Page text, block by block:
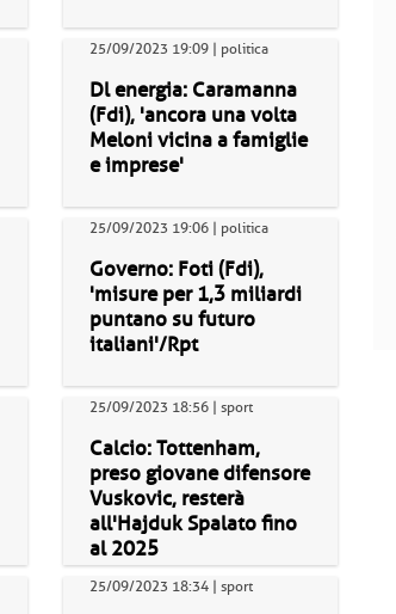
25/09/2023 19:09 | politica
Dl energia: Caramanna
(Fdi), 'ancora una volta
Meloni vicina a famiglie
e imprese'
25/09/2023 19:06 | politica
Governo: Foti (Fdi),
'misure per 1,3 miliardi
puntano su futuro
italiani'/Rpt
25/09/2023 18:56 | sport
Calcio: Tottenham,
preso giovane difensore
Vuskovic, resterà
all'Hajduk Spalato fino
al 2025
25/09/2023 18:34 | sport